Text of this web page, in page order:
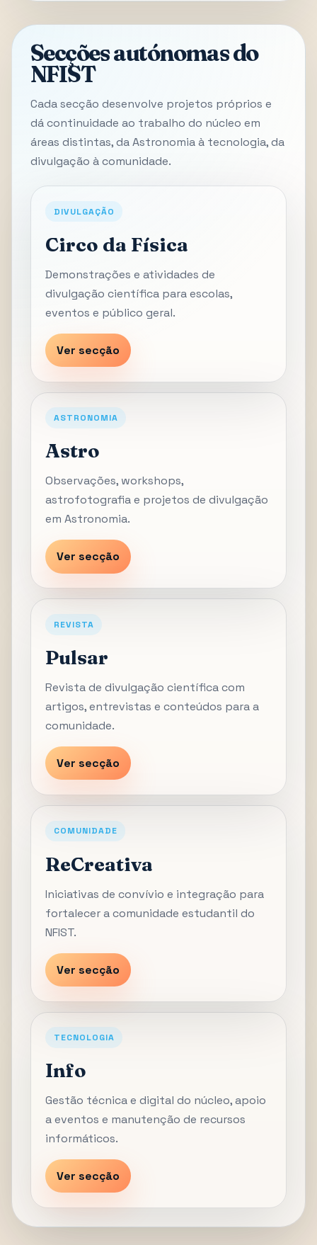
Secções autónomas do
NFIST
Cada secção desenvolve projetos próprios e
dá continuidade ao trabalho do núcleo em
áreas distintas, da Astronomia à tecnologia, da
divulgação à comunidade.
DIVULGAÇÃO
Circo da Física
Demonstrações e atividades de
divulgação científica para escolas,
eventos e público geral.
Ver secção
ASTRONOMIA
Astro
Observações, workshops,
astrofotografia e projetos de divulgação
em Astronomia.
Ver secção
REVISTA
Pulsar
Revista de divulgação científica com
artigos, entrevistas e conteúdos para a
comunidade.
Ver secção
COMUNIDADE
ReCreativa
Iniciativas de convívio e integração para
fortalecer a comunidade estudantil do
NFIST.
Ver secção
TECNOLOGIA
Info
Gestão técnica e digital do núcleo, apoio
a eventos e manutenção de recursos
informáticos.
Ver secção